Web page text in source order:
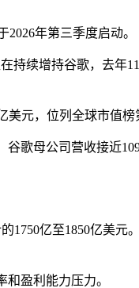
年第三季度启动。
持续增持谷歌，去
美元，位列全球市值榜
歌母公司营收接近
亿至1850亿美
盈利能力压力。